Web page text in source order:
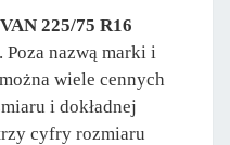
225/75 R16
nazwą marki i
wiele cennych
i dokładnej
cyfry rozmiaru